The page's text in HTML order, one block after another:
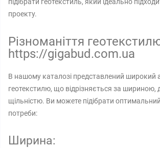
проекту.
Різноманіття
https://gigabud.com.ua
В нашому каталозі представлений широкий
геотекстилю, що відрізняється за
щільністю. Ви можете підібрати оптимальний
потреби:
Ширина: